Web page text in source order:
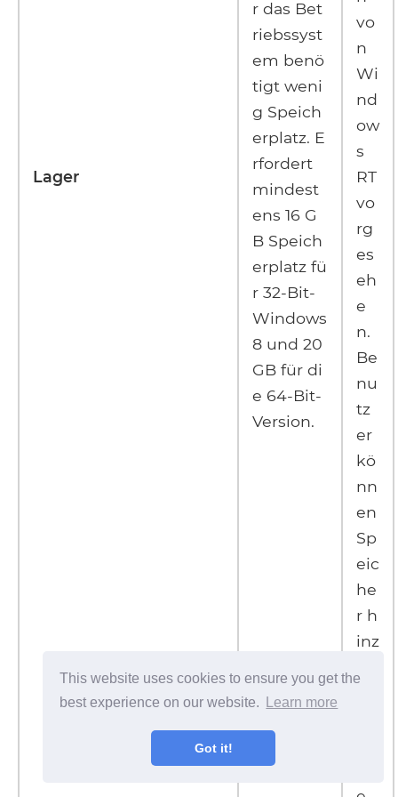
This website uses cookies to ensure you get the
best experience on our website.
Learn more
Got it!
Lager
r das Bet
riebssyst
em benö
tigt weni
g Speich
erplatz. E
rfordert
mindest
ens 16 G
B Speich
erplatz fü
r 32-Bit-
Windows
8 und 20
GB für di
e 64-Bit-
Version.
vo
n
Wi
nd
ow
s
RT
vo
rg
es
eh
e
n.
Be
nu
tz
er
kö
nn
en
Sp
eic
he
r h
inz